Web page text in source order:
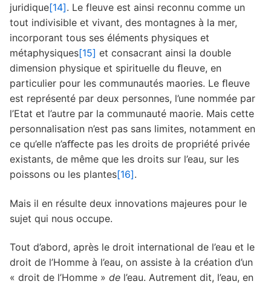
juridique[14]. Le fleuve est ainsi reconnu comme un
tout indivisible et vivant, des montagnes à la mer,
incorporant tous ses éléments physiques et
métaphysiques[15] et consacrant ainsi la double
dimension physique et spirituelle du ﬂeuve, en
particulier pour les communautés maories. Le ﬂeuve
est représenté par deux personnes, l’une nommée par
l’Etat et l’autre par la communauté maorie. Mais cette
personnalisation n’est pas sans limites, notamment en
ce qu’elle n’aﬀecte pas les droits de propriété privée
existants, de même que les droits sur l’eau, sur les
poissons ou les plantes[16].
Mais il en résulte deux innovations majeures pour le
sujet qui nous occupe.
Tout d’abord, après le droit international de l’eau et le
droit de l’Homme à l’eau, on assiste à la création d’un
« droit de l’Homme » de l’eau. Autrement dit, l’eau, en